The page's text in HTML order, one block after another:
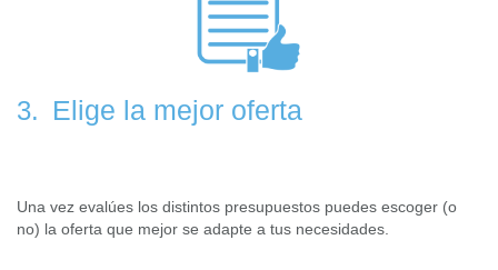
3. Elige la mejor oferta
Una vez evalúes los distintos presupuestos puedes escoger (o
no) la oferta que mejor se adapte a tus necesidades.